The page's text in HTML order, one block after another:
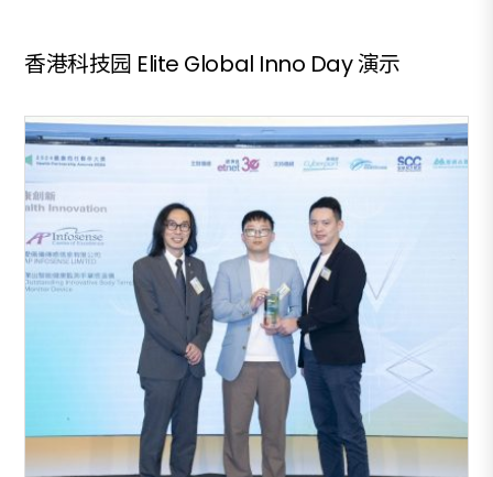
香港科技园 Elite Global Inno Day 演示